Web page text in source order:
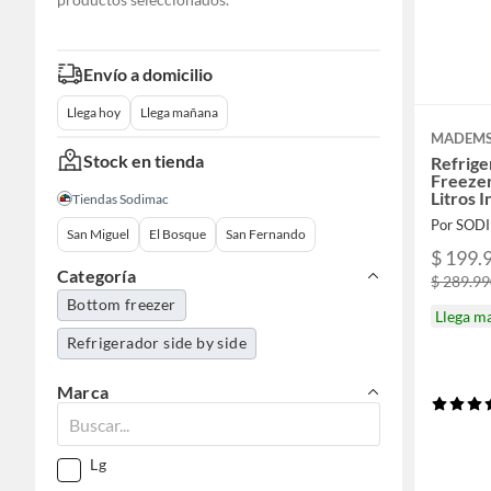
Envío a domicilio
Llega hoy Llega mañana
Stock en tienda
Tiendas Sodimac
San Miguel El Bosque San Fernando
Categoría
Bottom freezer
Refrigerador side by side
Marca
Lg
Litros
Por
$
$
Llega